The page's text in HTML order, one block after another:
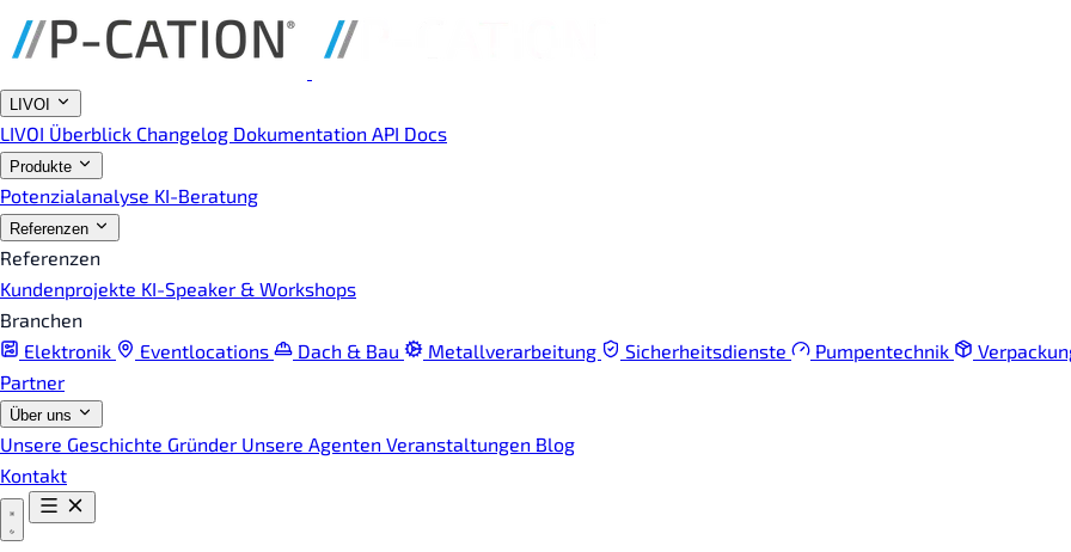
LIVOI
LIVOI Überblick Changelog Dokumentation API Docs
Produkte
Potenzialanalyse KI-Beratung
Referenzen
Referenzen
Kundenprojekte KI-Speaker & Workshops
Branchen
Elektronik
Eventlocations Dach & Bau Metallverarbeitung Sicherheitsdienste Pumpentechnik
Partner
Über uns
Unsere Geschichte Gründer Unsere Agenten Veranstaltungen Blog
Kontakt